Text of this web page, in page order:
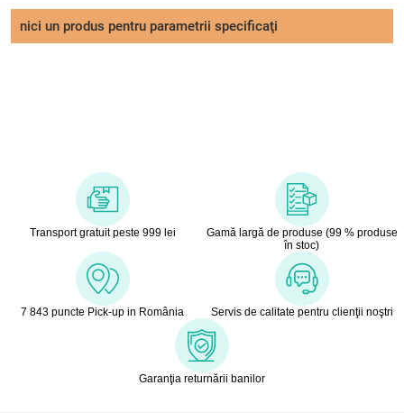
nici un produs pentru parametrii specificaţi
Transport gratuit peste 999 lei
Gamă largă de produse (99 % produse
în stoc)
7 843 puncte Pick-up in România Servis de calitate pentru clienţii noştri
Garanţia returnării banilor